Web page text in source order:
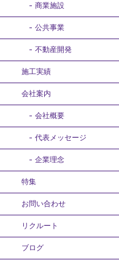
商業施設
公共事業
不動産開発
施工実績
会社案内
会社概要
代表メッセージ
企業理念
特集
お問い合わせ
リクルート
ブログ